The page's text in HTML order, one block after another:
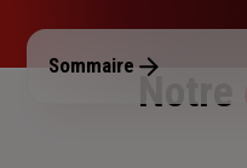
Dimanche : Fermé
Sommaire
Notre